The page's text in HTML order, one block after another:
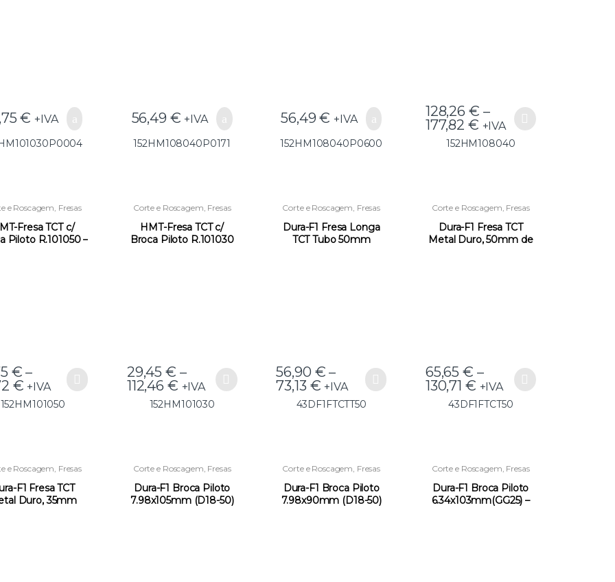
€ +IVA 56,49 € +IVA
152HM108040P0171
56,49€ +IVA
152HM108040P0600
128,26 € –
177,82 € +IVA
152HM108040
e Roscagem, Fresas
Fresa TCT c/
Piloto R.101050 –
€ –
€ +IVA
152HM101050
Corte e Roscagem, Fresas
HMT-Fresa TCT c/
Broca Piloto R.101030
29,45 € –
112,46 € +IVA
152HM101030
Corte e Roscagem, Fresas
Dura-F1 Fresa Longa
TCT Tubo 50mm
56,90 € –
73,13 € +IVA
43DF1FTCTT50
Corte e Roscagem, Fresas
Dura-F1 Fresa TCT
Metal Duro, 50mm de
65,65 € –
130,71 € +IVA
43DF1FTCT50
e Roscagem, Fresas
F1 Fresa TCT
Duro, 35mm
Corte e Roscagem, Fresas
Dura-F1 Broca Piloto
7.98x105mm (D18-50)
Corte e Roscagem, Fresas
Dura-F1 Broca Piloto
7.98x90mm (D18-50)
Corte e Roscagem, Fresas
Dura-F1 Broca Piloto
6.34x103mm(GG25) –